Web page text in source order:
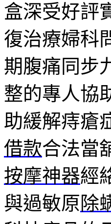
盒深受好評
復治療婦科
期腹痛同步
整的專人協
助緩解痔瘡
借款合法當
按摩神器經
與過敏原除